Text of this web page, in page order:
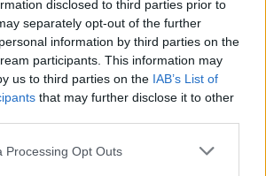
disclosed to third parties prior to
separately opt-out of the further
information by third parties on the
participants. This information may
us to third parties on the IAB’s List of
that may further disclose it to other
Processing Opt Outs